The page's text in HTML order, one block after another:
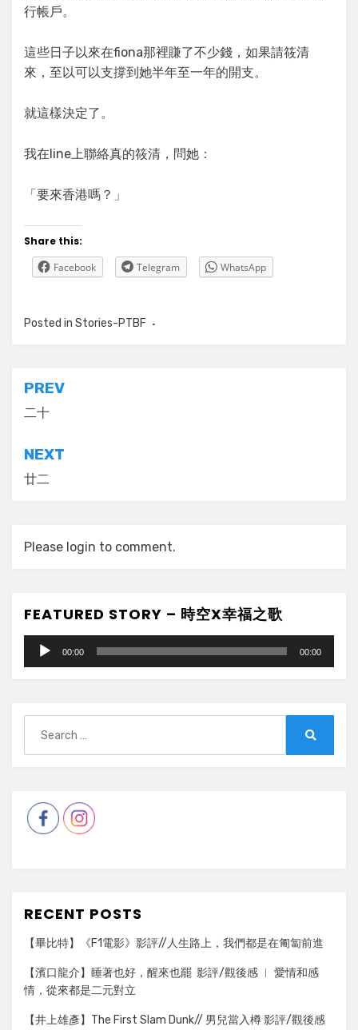
行帳戶。
這些日子以來在fiona那裡賺了不少錢，如果請筱清
來，至以可以支撐到她半年至一年的開支。
就這樣決定了。
我在line上聯絡真的筱清，問她：
「要來香港嗎？」
Share this:
Facebook
Telegram WhatsApp
Posted in Stories-PTBF
Post
navigation
PREV
二十
NEXT
廿二
Please login to comment.
FEATURED STORY – 時空X幸福之歌
Audio
Player
00:00 00:00
for:
RECENT POSTS
【畢比特】《F1電影》影評//人生路上，我們都是在匍匐前進
【濱口龍介】睡著也好，醒來也罷 影評/觀後感 ︳ 愛情和感
情，從來都是二元對立
【井上雄彥】The First Slam Dunk// 男兒當入樽 影評/觀後感